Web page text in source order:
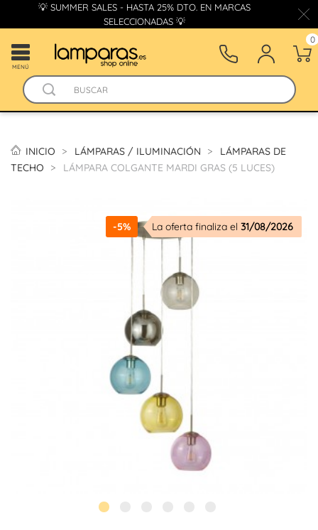
💡 SUMMER SALES - HASTA 25% DTO. EN MARCAS
SELECCIONADAS 💡
MENÚ
0
INICIO LÁMPARAS / ILUMINACIÓN
LÁMPARAS DE
TECHO
LÁMPARA COLGANTE MARDI GRAS (5 LUCES)
-5% La oferta finaliza el 31/08/2026